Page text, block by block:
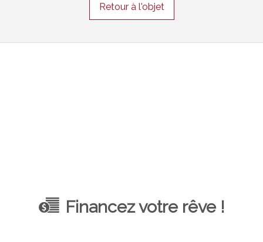
Retour à l'objet
Financez votre rêve !